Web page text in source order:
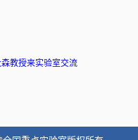
教授来实验室交流